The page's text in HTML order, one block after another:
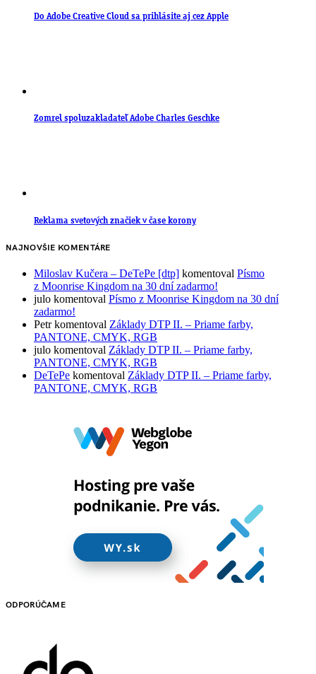
Do Adobe Creative Cloud sa prihlásite aj cez Apple
Zomrel spoluzakladateľ Adobe Charles Geschke
Reklama svetových značiek v čase korony
NAJNOVŠIE KOMENTÁRE
Miloslav Kučera – DeTePe [dtp] komentoval Písmo
z Moonrise Kingdom na 30 dní zadarmo!
julo komentoval Písmo z Moonrise Kingdom na 30 dní
zadarmo!
Petrkomentoval Základy DTP II. – Priame farby,
PANTONE, CMYK, RGB
julo komentoval Základy DTP II. – Priame farby,
PANTONE, CMYK, RGB
DeTePe komentoval Základy DTP II. – Priame farby,
PANTONE, CMYK, RGB
ODPORÚČAME